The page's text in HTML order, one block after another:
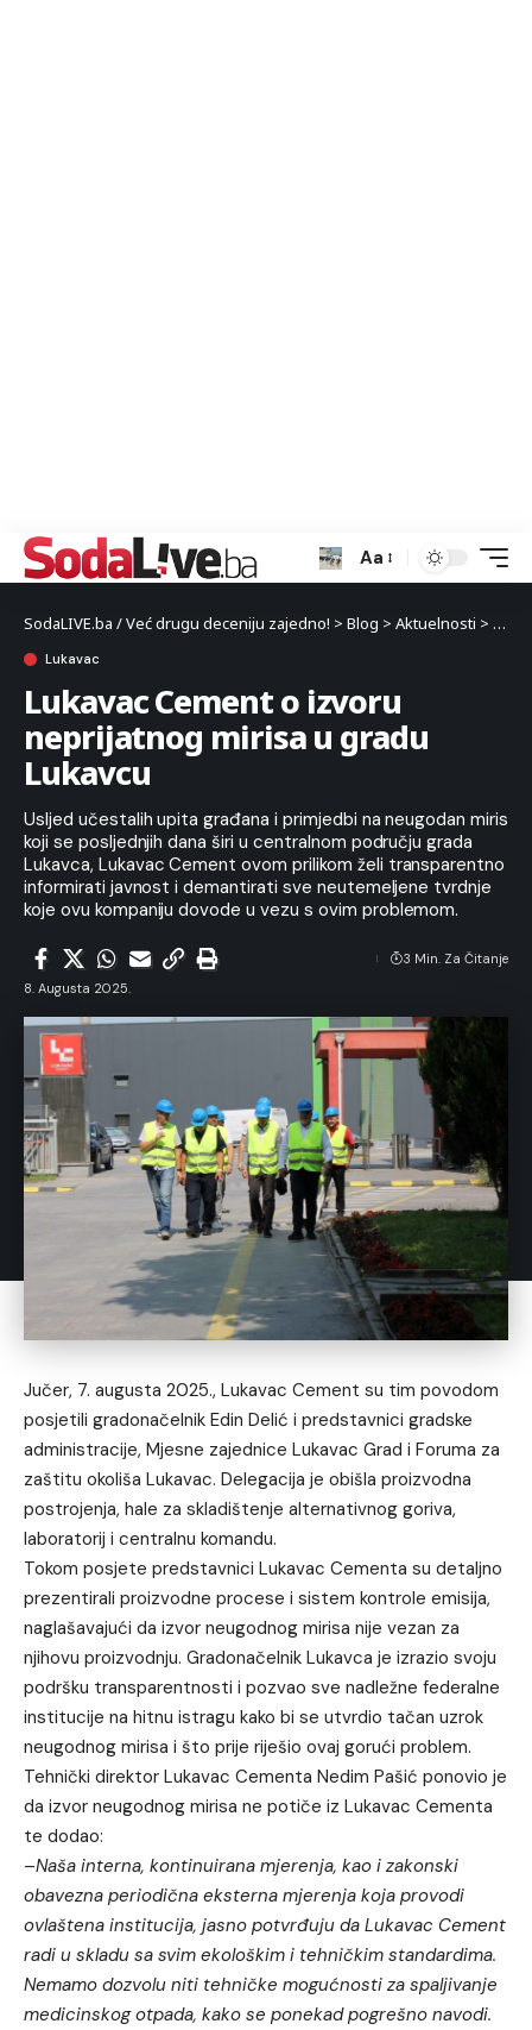
Aa
SodaLIVE.ba / Već drugu deceniju zajedno! > Blog > Aktuelnosti >
Lukavac
Lukavac Cement o izvoru
neprijatnog mirisa u gradu
Lukavcu
Usljed učestalih upita građana i primjedbi na neugodan miris
koji se posljednjih dana širi u centralnom području grada
Lukavca, Lukavac Cement ovom prilikom želi transparentno
informirati javnost i demantirati sve neutemeljene tvrdnje
koje ovu kompaniju dovode u vezu s ovim problemom.
8. Augusta 2025.
3 Min. Za Čitanje
Jučer, 7. augusta 2025., Lukavac Cement su tim povodom
posjetili gradonačelnik Edin Delić i predstavnici gradske
administracije, Mjesne zajednice Lukavac Grad i Foruma za
zaštitu okoliša Lukavac. Delegacija je obišla proizvodna
postrojenja, hale za skladištenje alternativnog goriva,
laboratorij i centralnu komandu.
Tokom posjete predstavnici Lukavac Cementa su detaljno
prezentirali proizvodne procese i sistem kontrole emisija,
naglašavajući da izvor neugodnog mirisa nije vezan za
njihovu proizvodnju. Gradonačelnik Lukavca je izrazio svoju
podršku transparentnosti i pozvao sve nadležne federalne
institucije na hitnu istragu kako bi se utvrdio tačan uzrok
neugodnog mirisa i što prije riješio ovaj gorući problem.
Tehnički direktor Lukavac Cementa Nedim Pašić ponovio je
da izvor neugodnog mirisa ne potiče iz Lukavac Cementa
te dodao:
–Naša interna, kontinuirana mjerenja, kao i zakonski
obavezna periodična eksterna mjerenja koja provodi
ovlaštena institucija, jasno potvrđuju da Lukavac Cement
radi u skladu sa svim ekološkim i tehničkim standardima.
Nemamo dozvolu niti tehničke mogućnosti za spaljivanje
medicinskog otpada, kako se ponekad pogrešno navodi.